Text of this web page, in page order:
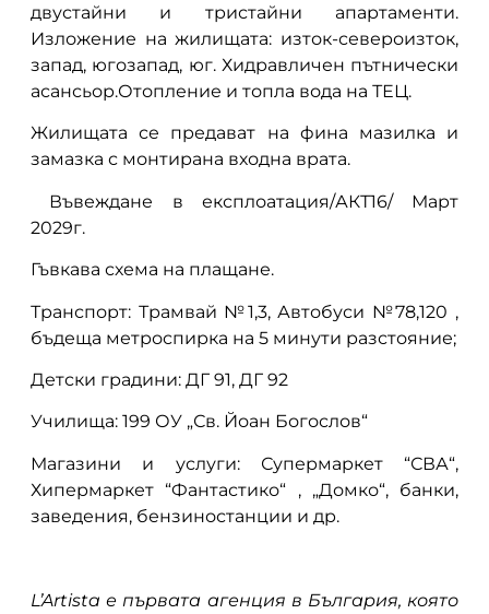
двустайни и тристайни апартаменти.
Изложение на жилищата: изток-североизток,
запад, югозапад, юг. Хидравличен пътнически
асансьор.Отопление и топла вода на ТЕЦ.
Жилищата се предават на фина мазилка и
замазка с монтирана входна врата.
Въвеждане в експлоатация/АКТ16/ Март
2029г.
Гъвкава схема на плащане.
Транспорт: Трамвай №1,3, Автобуси №78,120 ,
бъдеща метроспирка на 5 минути разстояние;
Детски градини: ДГ 91, ДГ 92
Училища: 199 ОУ „Св. Йоан Богослов“
Магазини и услуги: Супермаркет “СВА“,
Хипермаркет “Фантастико“ , „Домко“, банки,
заведения, бензиностанции и др.
L’Artista е първата агенция в България, която